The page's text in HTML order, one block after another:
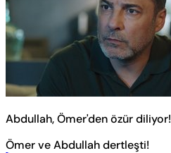
Abdullah, Ömer'den özür diliyor!
Ömer ve Abdullah dertleşti!